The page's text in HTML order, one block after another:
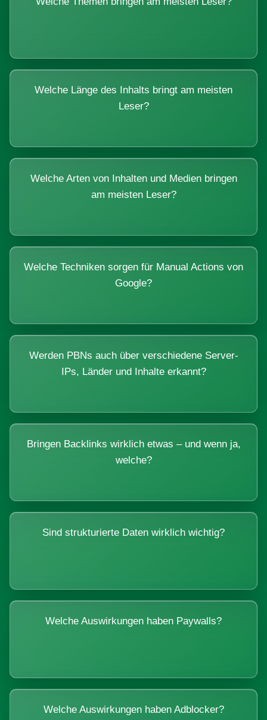
Welche Länge des Inhalts bringt am meisten
Leser?
Welche Arten von Inhalten und Medien bringen
am meisten Leser?
Welche Techniken sorgen für Manual Actions von
Google?
Werden PBNs auch über verschiedene Server-
IPs, Länder und Inhalte erkannt?
Bringen Backlinks wirklich etwas – und wenn ja,
welche?
Sind strukturierte Daten wirklich wichtig?
Welche Auswirkungen haben Paywalls?
Welche Auswirkungen haben Adblocker?